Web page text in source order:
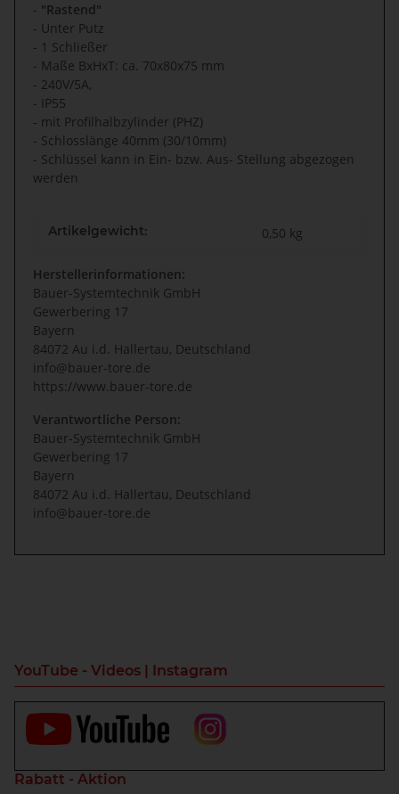
- "Rastend"
- Unter Putz
- 1 Schließer
- Maße BxHxT: ca. 70x80x75 mm
- 240V/5A,
- IP55
- mit Profilhalbzylinder (PHZ)
- Schlosslänge 40mm (30/10mm)
- Schlüssel kann in Ein- bzw. Aus- Stellung abgezogen
werden
Artikelgewicht: 0,50 kg
Herstellerinformationen:
Bauer-Systemtechnik GmbH
Gewerbering 17
Bayern
84072 Au i.d. Hallertau, Deutschland
info@bauer-tore.de
https://www.bauer-tore.de
Verantwortliche Person:
Bauer-Systemtechnik GmbH
Gewerbering 17
Bayern
84072 Au i.d. Hallertau, Deutschland
info@bauer-tore.de
YouTube - Videos | Instagram
Rabatt - Aktion